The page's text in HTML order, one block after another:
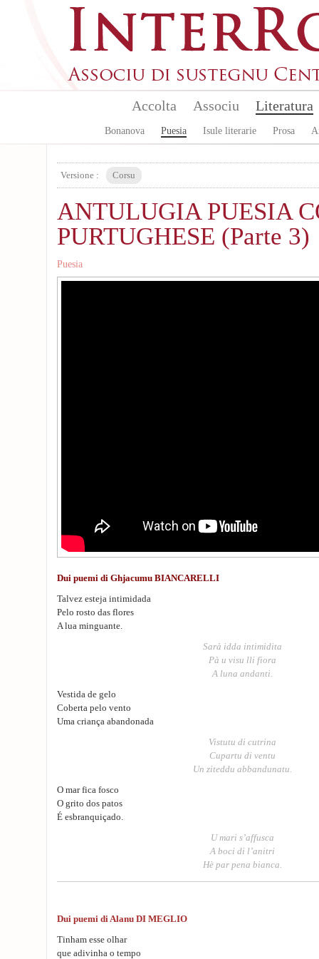
Accolta Associu Literatura
Bonanova Puesia Isule literarie Prosa
Versione : Corsu
ANTULUGIA PUESIA
PURTUGHESE (Parte 3)
Puesia
Dui puemi di Ghjacumu BIANCARELLI
Talvez esteja intimidada
Pelo rosto das flores
A lua minguante.
Sarà idda intimidita
Pà u visu lli fiora
A luna andanti.
Vestida de gelo
Coberta pelo vento
Uma criança abandonada
Vistutu di cutrina
Cupartu di ventu
Un ziteddu abbandunatu.
O mar fica fosco
O grito dos patos
É esbranquiçado.
U mari s’affusca
A boci di l’anitri
Hè par pena bianca.
Dui puemi di Alanu DI MEGLIO
Tinham esse olhar
que adivinha o tempo